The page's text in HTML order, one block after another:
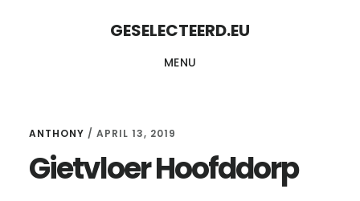
GESELECTEERD.EU
MENU
ANTHONY / APRIL 13, 2019
Gietvloer Hoofddorp